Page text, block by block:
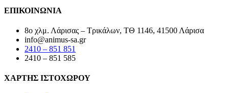
ΕΠΙΚΟΙΝΩΝΙΑ
8ο χλμ. Λάρισας – Τρικάλων, ΤΘ 1146, 41500 Λάρισα
info@animus-sa.gr
2410 – 851 851
2410 – 851 585
ΧΑΡΤΗΣ ΙΣΤΟΧΩΡΟΥ